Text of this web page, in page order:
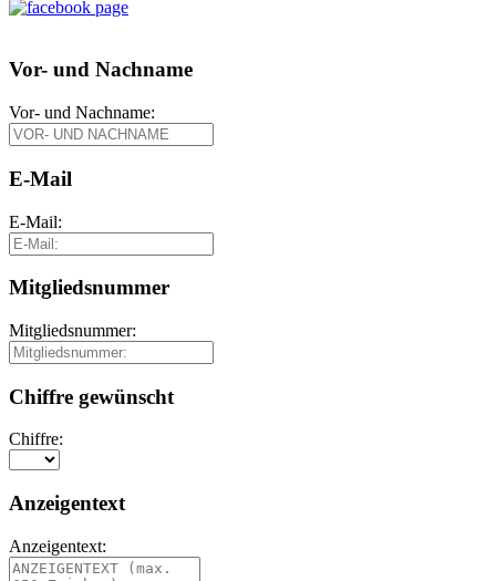
Vor- und Nachname
Vor- und Nachname:
E-Mail
E-Mail:
Mitgliedsnummer
Mitgliedsnummer:
Chiffre gewünscht
Chiffre:
Anzeigentext
Anzeigentext: